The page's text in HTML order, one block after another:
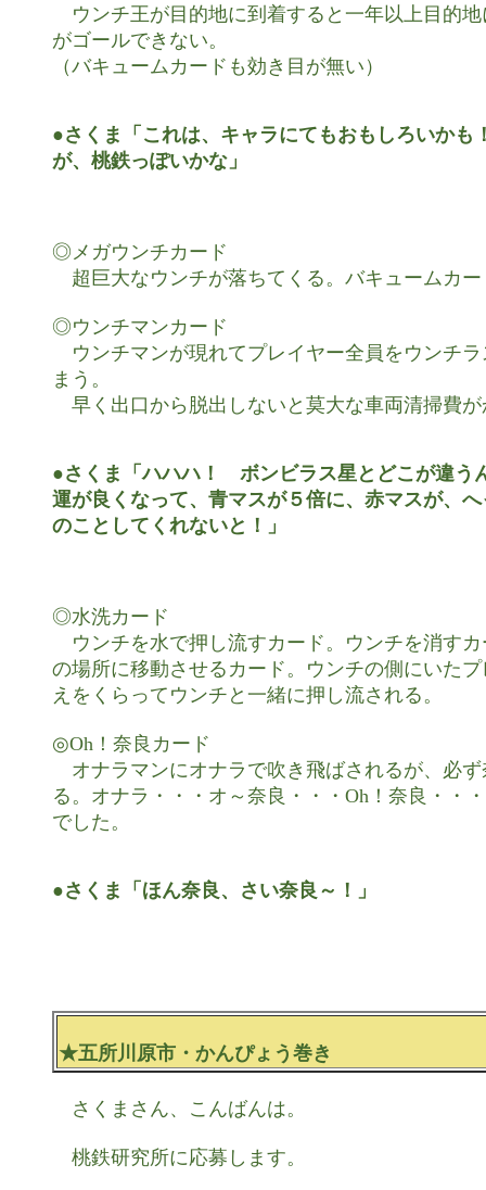
ウンチ王が目的地に到着すると一年以上目的
がゴールできない。
（バキュームカードも効き目が無い）
●さくま「これは、キャラにてもおもしろいかも
が、桃鉄っぽいかな」
◎メガウンチカード
超巨大なウンチが落ちてくる。バキュームカ
◎ウンチマンカード
ウンチマンが現れてプレイヤー全員をウンチ
まう。
早く出口から脱出しないと莫大な車両清掃費
●さくま「ハハハ！　ボンビラス星とどこが違う
運が良くなって、青マスが５倍に、赤マスが、
のことしてくれないと！」
◎水洗カード
ウンチを水で押し流すカード。ウンチを消す
の場所に移動させるカード。ウンチの側にいた
えをくらってウンチと一緒に押し流される。
◎Oh！奈良カード
オナラマンにオナラで吹き飛ばされるが、必
る。オナラ・・・オ～奈良・・・Oh！奈良・・
でした。
●さくま「ほん奈良、さい奈良～！」
★五所川原市・かんぴょう巻き
さくまさん、こんばんは。
桃鉄研究所に応募します。